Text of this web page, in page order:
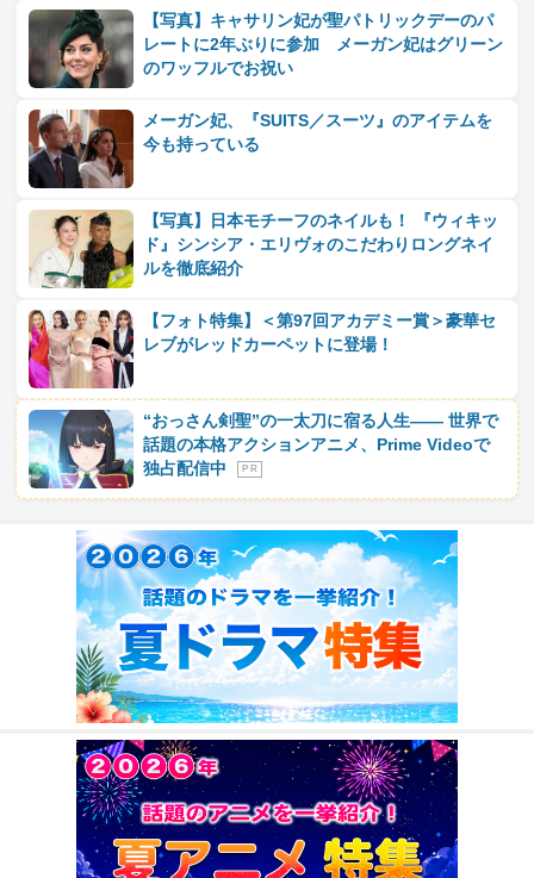
【写真】キャサリン妃が聖パトリックデーのパ
レートに2年ぶりに参加 メーガン妃はグリーン
のワッフルでお祝い
メーガン妃、『SUITS／スーツ』のアイテムを
今も持っている
【写真】日本モチーフのネイルも！ 『ウィキッ
ド』シンシア・エリヴォのこだわりロングネイ
ルを徹底紹介
【フォト特集】＜第97回アカデミー賞＞豪華セ
レブがレッドカーペットに登場！
“おっさん剣聖”の一太刀に宿る人生―― 世界で
話題の本格アクションアニメ、Prime Videoで
独占配信中
P R